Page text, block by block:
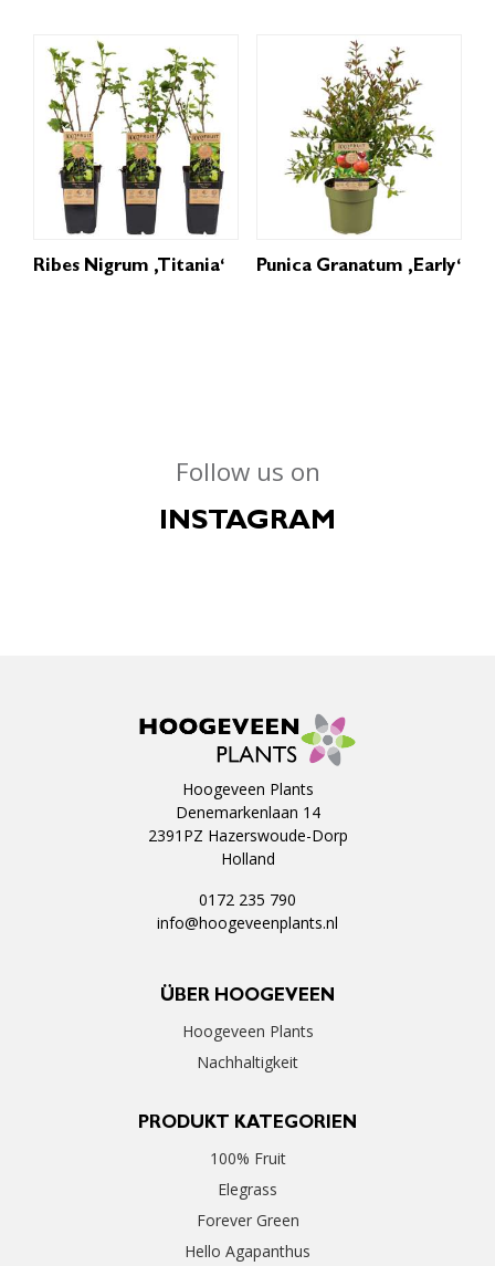
Ribes Nigrum ‚Titania‘ Punica Granatum ‚Early‘
Follow us on
INSTAGRAM
Hoogeveen Plants
Denemarkenlaan 14
2391PZ Hazerswoude-Dorp
Holland
0172 235 790
info@hoogeveenplants.nl
ÜBER HOOGEVEEN
Hoogeveen Plants
Nachhaltigkeit
PRODUKT KATEGORIEN
100% Fruit
Elegrass
Forever Green
Hello Agapanthus